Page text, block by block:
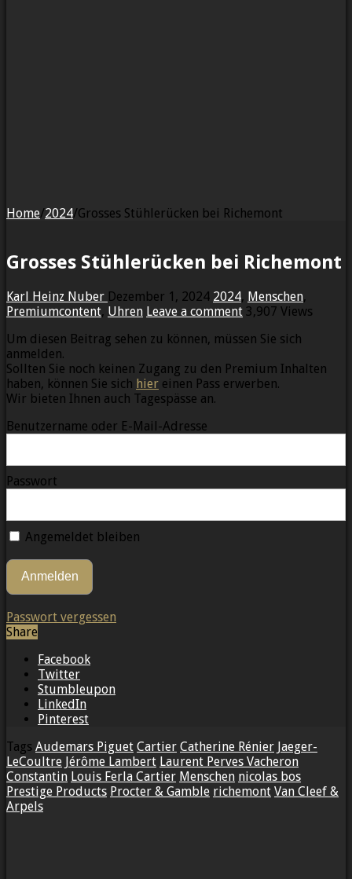
Home/2024/Grosses Stühlerücken bei Richemont
Grosses Stühlerücken bei Richemont
Karl Heinz Nuber Dezember 1, 2024 2024, Menschen,
Premiumcontent, Uhren Leave a comment 3,907 Views
Um diesen Beitrag sehen zu können, müssen Sie sich
anmelden.
Sollten Sie noch keinen Zugang zu den Premium Inhalten
haben, können Sie sich hier einen Pass erwerben.
Wir bieten Ihnen auch Tagespässe an.
Benutzername oder E-Mail-Adresse
Passwort
Angemeldet bleiben
Passwort vergessen
Share
Facebook
Twitter
Stumbleupon
LinkedIn
Pinterest
Tags Audemars Piguet Cartier Catherine Rénier Jaeger-
LeCoultre Jérôme Lambert Laurent Perves Vacheron
Constantin Louis Ferla Cartier Menschen nicolas bos
Prestige Products Procter & Gamble richemont Van Cleef &
Arpels